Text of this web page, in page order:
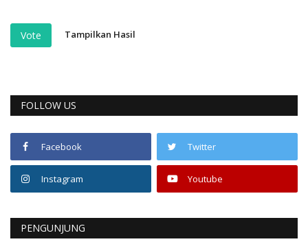
Vote Tampilkan Hasil
FOLLOW US
Facebook Twitter
Instagram Youtube
PENGUNJUNG